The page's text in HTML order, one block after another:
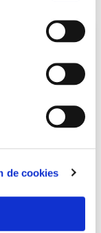
de cookies
fac